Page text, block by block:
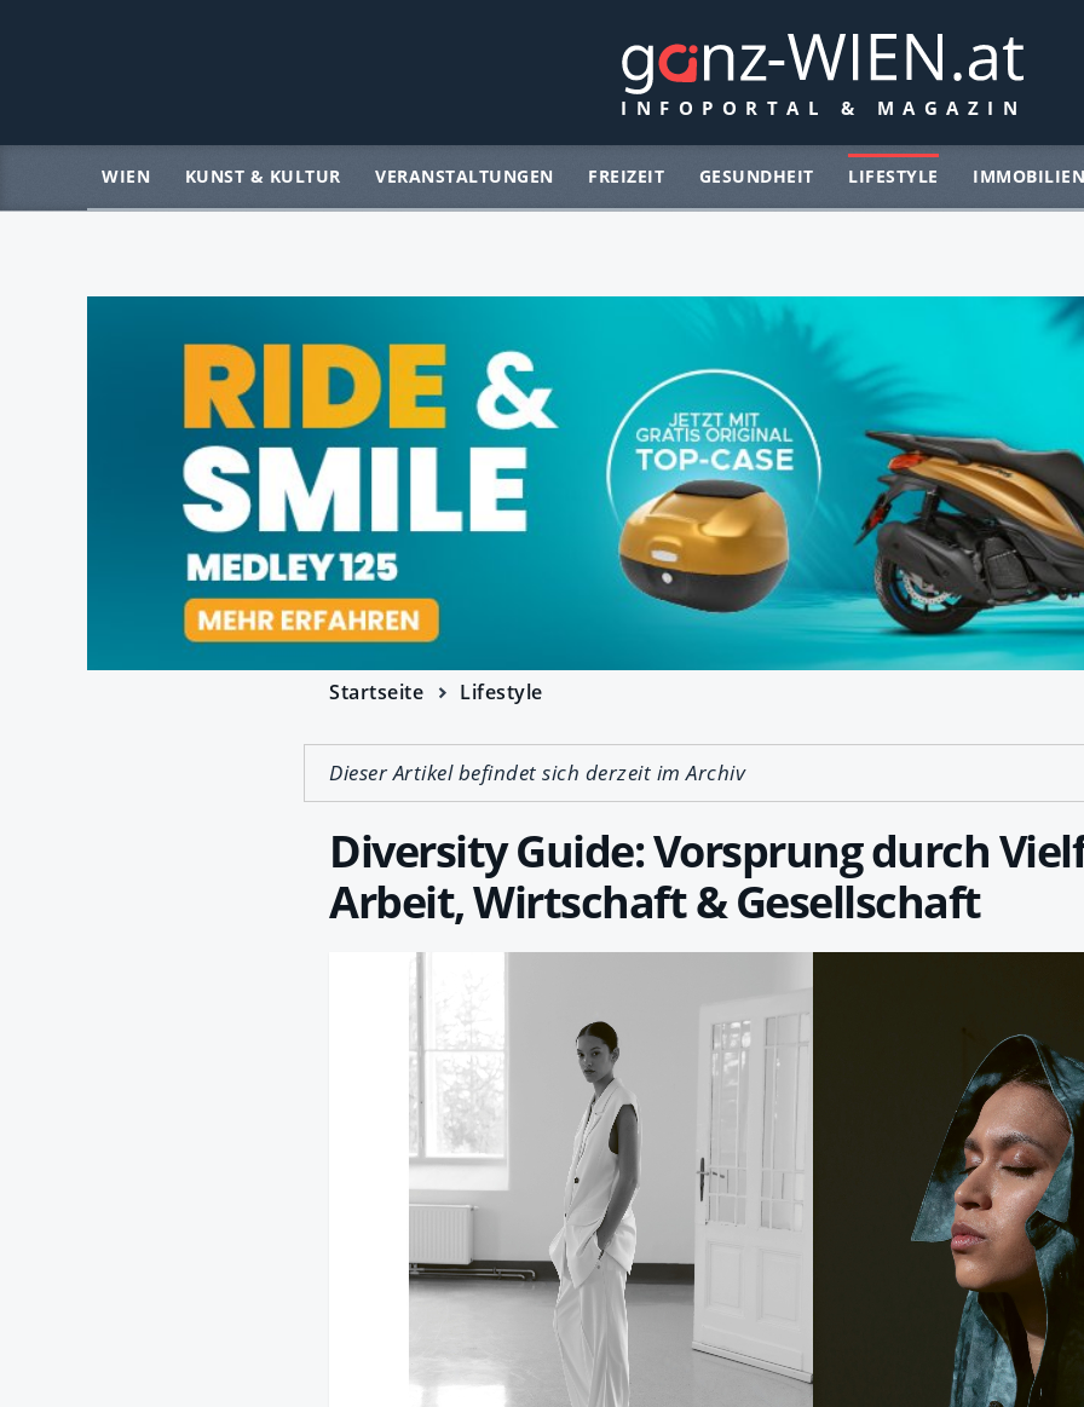
WIEN KUNST & KULTUR VERANSTALTUNGEN FREIZEIT GESUNDHEIT LIFESTYLE
Startseite Lifestyle
Dieser Artikel befindet sich derzeit im Archiv
Diversity Guide: Vorsprung durch
Arbeit, Wirtschaft & Gesellschaft